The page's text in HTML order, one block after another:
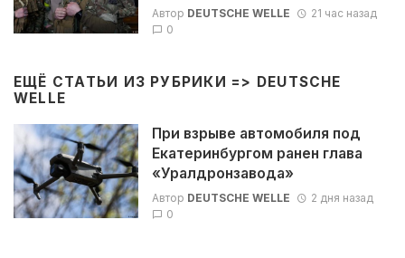
Автор DEUTSCHE WELLE
21 час назад
0
ЕЩЁ СТАТЬИ ИЗ РУБРИКИ => DEUTSCHE
WELLE
При взрыве автомобиля под
Екатеринбургом ранен глава
«Уралдронзавода»
Автор DEUTSCHE WELLE
2 дня назад
0